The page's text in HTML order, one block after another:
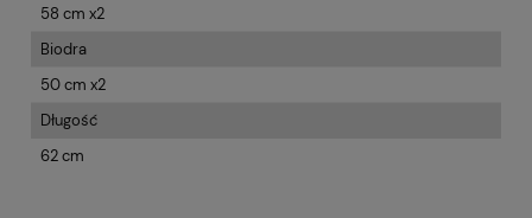
58 cm x2
Biodra
50 cm x2
Długość
62 cm